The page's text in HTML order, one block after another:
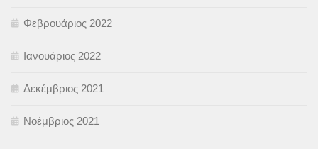
Φεβρουάριος 2022
Ιανουάριος 2022
Δεκέμβριος 2021
Νοέμβριος 2021